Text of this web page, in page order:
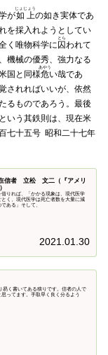
が如上
じょじょう
の如き実体であ
を採入れようとしてい
く唯物科学に 囚
とら
われて
機械の優秀、強力なる
国と同様危
あやう
い哉であ
されればいいが、依然
るものであろう。最後
いう其鉄則は、現在米
七十五号 昭和二十七年
信者 立松 文二（『アメリ
りれば、「かかる現象は、現代医学
く、現代医学は死亡者数を大量に減
ある」そして、
2021.01.30
易く書いてある積りです。信者の人で
ってます。手取早く良く分るよう